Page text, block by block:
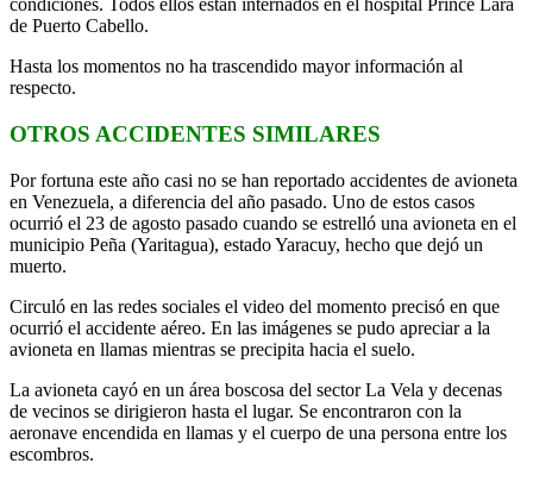
condiciones. Todos ellos están internados en el hospital Prince Lara
de Puerto Cabello.
Hasta los momentos no ha trascendido mayor información al
respecto.
OTROS ACCIDENTES SIMILARES
Por fortuna este año casi no se han reportado accidentes de avioneta
en Venezuela, a diferencia del año pasado. Uno de estos casos
ocurrió el 23 de agosto pasado cuando se estrelló una avioneta en el
municipio Peña (Yaritagua), estado Yaracuy, hecho que dejó un
muerto.
Circuló en las redes sociales el video del momento precisó en que
ocurrió el accidente aéreo. En las imágenes se pudo apreciar a la
avioneta en llamas mientras se precipita hacia el suelo.
La avioneta cayó en un área boscosa del sector La Vela y decenas
de vecinos se dirigieron hasta el lugar. Se encontraron con la
aeronave encendida en llamas y el cuerpo de una persona entre los
escombros.